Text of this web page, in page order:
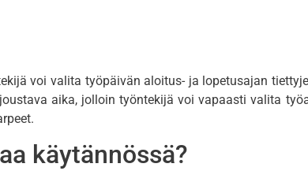
voi valita työpäivän aloitus- ja lopetusajan
aika, jolloin työntekijä voi vapaasti valita
käytännössä?